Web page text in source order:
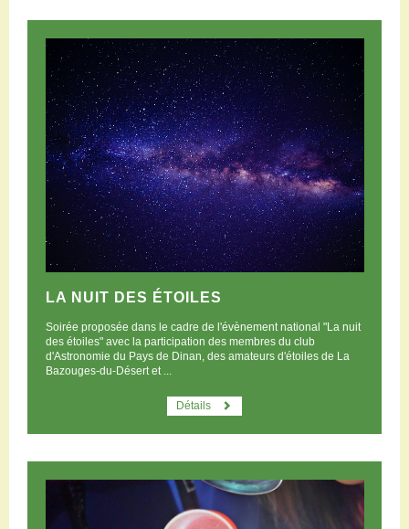
Espace Pro
LA NUIT DES ÉTOILES
Soirée proposée dans le cadre de l'évènement national "La nuit
des étoiles" avec la participation des membres du club
d'Astronomie du Pays de Dinan, des amateurs d'étoiles de La
Bazouges-du-Désert et ...
Détails